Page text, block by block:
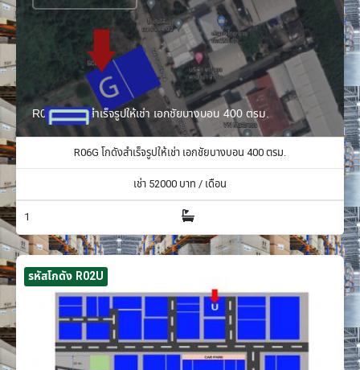
R06G โกดังสำเร็จรูปให้เช่า เอกชัยบางบอน 400 ตรม.
R06G โกดังสำเร็จรูปให้เช่า เอกชัยบางบอน 400 ตรม.
เช่า 52000 บาท / เดือน
1
รหัสโกดัง R02U